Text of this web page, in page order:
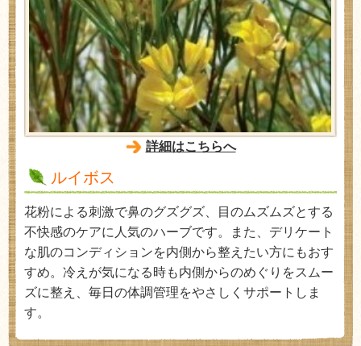
詳細はこちらへ
ルイボス
花粉による刺激で鼻のグズグズ、目のムズムズとする
不快感のケアに人気のハーブです。また、デリケート
な肌のコンディションを内側から整えたい方にもおす
すめ。冷えが気になる時も内側からのめぐりをスムー
ズに整え、毎日の体調管理をやさしくサポートしま
す。